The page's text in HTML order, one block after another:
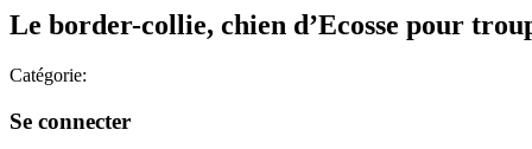
Le border-collie, chien d’Ecosse pour
Catégorie:
Se connecter